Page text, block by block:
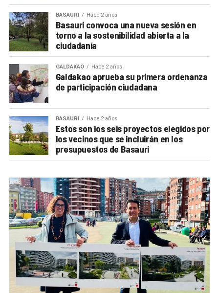
BASAURI Hace 2 años
Basauri convoca una nueva sesión en
torno a la sostenibilidad abierta a la
ciudadanía
GALDAKAO Hace 2 años
Galdakao aprueba su primera ordenanza
de participación ciudadana
BASAURI Hace 2 años
Estos son los seis proyectos elegidos por
los vecinos que se incluirán en los
presupuestos de Basauri